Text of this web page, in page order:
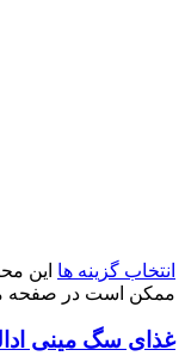
انتخاب گزینه ها این
ممکن است در صفحه
غذای سگ مینی